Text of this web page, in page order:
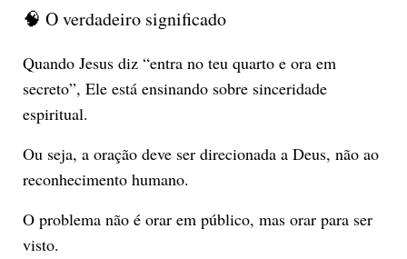
🧠 O verdadeiro significado
Quando Jesus diz “entra no teu quarto e ora em
secreto”, Ele está ensinando sobre sinceridade
espiritual.
Ou seja, a oração deve ser direcionada a Deus, não ao
reconhecimento humano.
O problema não é orar em público, mas orar para ser
visto.